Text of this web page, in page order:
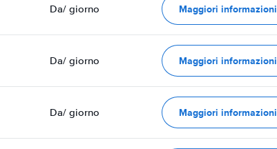
Da/ giorno Maggiori informazioni
Da/ giorno Maggiori informazioni
Da/ giorno Maggiori informazioni